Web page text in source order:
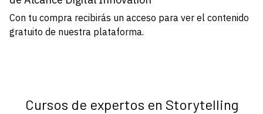
Con tu compra recibirás un acceso para ver el contenido
gratuito de nuestra plataforma.
Cursos de expertos en Storytelling